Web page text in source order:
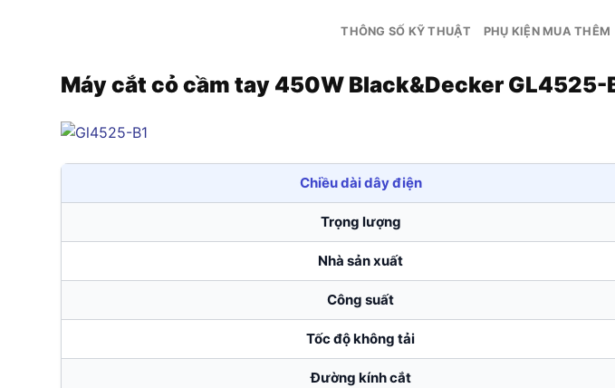
THÔNG SỐ KỸ THUẬT PHỤ KIỆN MUA THÊM
Máy cắt cỏ cầm tay 450W Black&Decker GL4525-
Chiều dài dây điện
Trọng lượng
Nhà sản xuất
Công suất
Tốc độ không tải
Đường kính cắt